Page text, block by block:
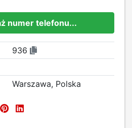
numer telefonu...
936
Warszawa, Polska